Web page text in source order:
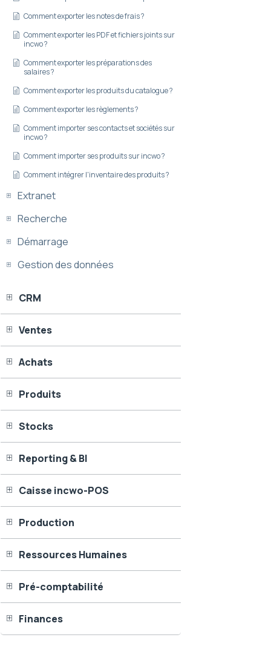
Comment exporter les notes de frais ?
Comment exporter les PDF et fichiers joints sur
incwo ?
Comment exporter les préparations des
salaires ?
Comment exporter les produits du catalogue ?
Comment exporter les règlements ?
Comment importer ses contacts et sociétés sur
incwo ?
Comment importer ses produits sur incwo ?
Comment intégrer l'inventaire des produits ?
Extranet
Recherche
Démarrage
Gestion des données
CRM
Ventes
Achats
Produits
Stocks
Reporting & BI
Caisse incwo-POS
Production
Ressources Humaines
Pré-comptabilité
Finances